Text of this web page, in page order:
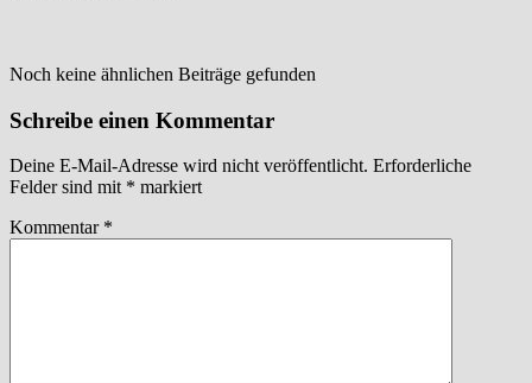
Noch keine ähnlichen Beiträge gefunden
Schreibe einen Kommentar
Deine E-Mail-Adresse wird nicht veröffentlicht. Erforderliche
Felder sind mit * markiert
Kommentar *